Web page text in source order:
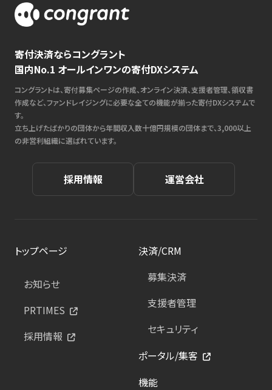
寄付決済ならコングラント
国内No.1 オールインワンの寄付DXシステム
コングラントは、寄付募集ページの作成、オンライン決済、支援者管理、領収書
作成など、ファンドレイジングに必要な全ての機能が揃った寄付DXシステムで
す。
立ち上げたばかりの団体から年間収入数十億円規模の団体まで、3,000以上
の非営利組織に選ばれています。
採用情報 運営会社
トップページ
お知らせ
PRTIMES
採用情報
決済/CRM
募集決済
支援者管理
セキュリティ
ポータル/集客
機能